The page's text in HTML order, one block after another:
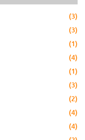
(3)
(3)
(1)
(4)
(1)
(3)
(2)
(4)
(4)